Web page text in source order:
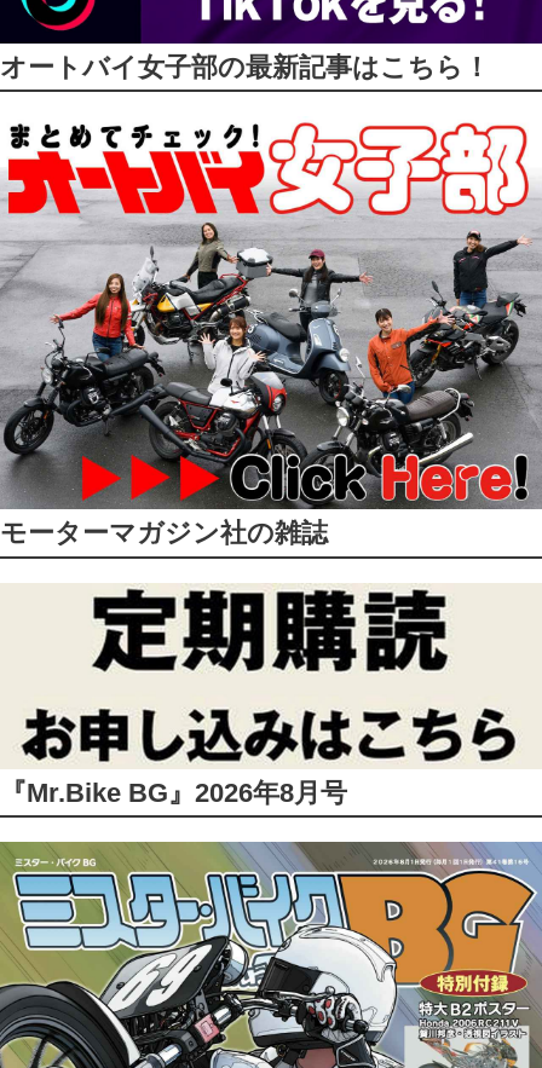
オートバイ女子部の最新記事はこちら！
モーターマガジン社の雑誌
『Mr.Bike BG』2026年8月号